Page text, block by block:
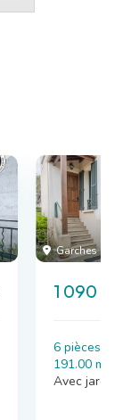
Garches (92)
1 090
6 pièces , 4
191.00 m²
Avec